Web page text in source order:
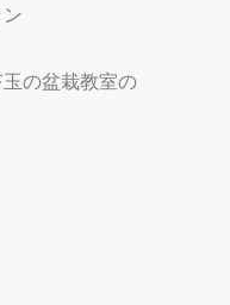
の盆栽教室の